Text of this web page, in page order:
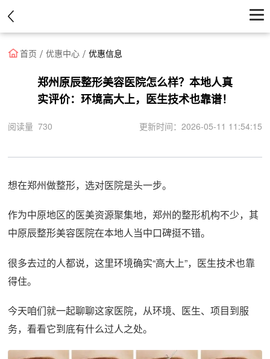
首页
首页 优惠中心 优惠信息
郑州原辰整形美容医院怎么样？本地人真
实评价：环境高大上，医生技术也靠谱！
阅读量 730 更新时间：2026-05-11 11:54:15
想在郑州做整形，选对医院是头一步。
作为中原地区的医美资源聚集地，郑州的整形机构不少，其
中原辰整形美容医院在本地人当中口碑挺不错。
很多去过的人都说，这里环境确实“高大上”，医生技术也靠
得住。
今天咱们就一起聊聊这家医院，从环境、医生、项目到服
务，看看它到底有什么过人之处。